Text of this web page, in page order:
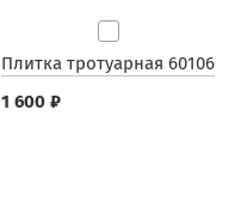
Плитка тротуарная 60106
1 600 ₽